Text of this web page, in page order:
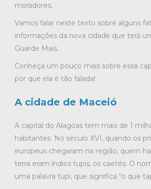
moradores.
Vamos falar neste texto sobre alguns
informações da nova cidade que terá
Guarde Mais.
Conheça um pouco mais sobre essa
por que ela é tão falada!
A cidade de Maceió
A capital do Alagoas tem mais de 1
habitantes. No século XVI, quando os
europeus chegaram na região, quem
terra eram índios tupis, os caetés. O
uma palavra tupi, que significa “o que